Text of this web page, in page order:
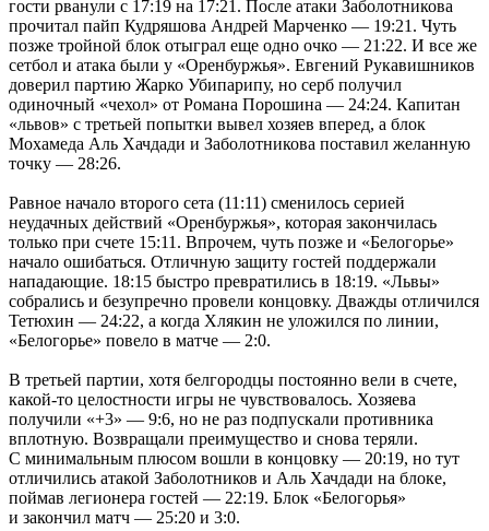
гости рванули с 17:19 на 17:21. После атаки Заболотникова
прочитал пайп Кудряшова Андрей Марченко — 19:21. Чуть
позже тройной блок отыграл еще одно очко — 21:22. И все же
сетбол и атака были у «Оренбуржья». Евгений Рукавишников
доверил партию Жарко Убипарипу, но серб получил
одиночный «чехол» от Романа Порошина — 24:24. Капитан
«львов» с третьей попытки вывел хозяев вперед, а блок
Мохамеда Аль Хачдади и Заболотникова поставил желанную
точку — 28:26.
Равное начало второго сета (11:11) сменилось серией
неудачных действий «Оренбуржья», которая закончилась
только при счете 15:11. Впрочем, чуть позже и «Белогорье»
начало ошибаться. Отличную защиту гостей поддержали
нападающие. 18:15 быстро превратились в 18:19. «Львы»
собрались и безупречно провели концовку. Дважды отличился
Тетюхин — 24:22, а когда Хлякин не уложился по линии,
«Белогорье» повело в матче — 2:0.
В третьей партии, хотя белгородцы постоянно вели в счете,
какой-то целостности игры не чувствовалось. Хозяева
получили «+3» — 9:6, но не раз подпускали противника
вплотную. Возвращали преимущество и снова теряли.
С минимальным плюсом вошли в концовку — 20:19, но тут
отличились атакой Заболотников и Аль Хачдади на блоке,
поймав легионера гостей — 22:19. Блок «Белогорья»
и закончил матч — 25:20 и 3:0.